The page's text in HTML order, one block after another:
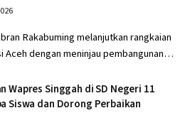
Rakabuming melanjutkan rangkaian
Aceh dengan meninjau pembangunan…
Wapres Singgah di SD Negeri 11
Siswa dan Dorong Perbaikan